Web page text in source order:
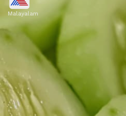
നിരവധി ഗുണങ്ങൾ
മഴക്കാലത്തും
പരിചരണം മാത്രമാണ്
Image credits: AI Meta
Malayalam